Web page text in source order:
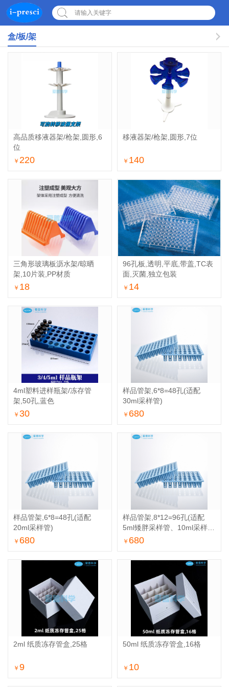
请输入关键字
盒/板/架
高品质移液器架/枪架,圆形,6
位
￥ 220
移液器架/枪架,圆形,7位
￥ 140
三角形玻璃板沥水架/晾晒
架,10片装,PP材质
￥ 18
96孔板,透明,平底,带盖,TC表
面,灭菌,独立包装
￥ 14
4ml塑料进样瓶架/冻存管
架,50孔,蓝色
￥ 30
样品管架,6*8=48孔(适配
30ml采样管)
￥ 680
样品管架,6*8=48孔(适配
20ml采样管)
￥ 680
样品管架,8*12=96孔(适配
5ml矮胖采样管、10ml采样
管)
￥ 680
2ml 纸质冻存管盒,25格
￥ 9
50ml 纸质冻存管盒,16格
￥ 10